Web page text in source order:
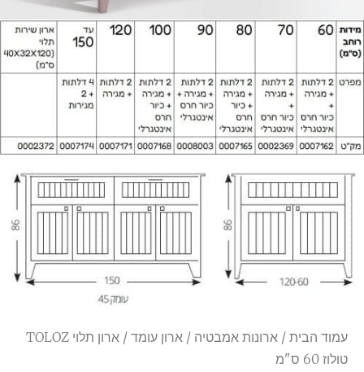
עמוד הבית / ארונות אמבטיה / ארון עומד
/ ארון תלוי TOLOZ
טולוז 60 ס"מ